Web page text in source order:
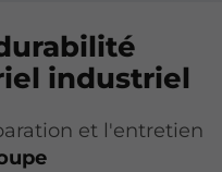
industriel
et l'entretien